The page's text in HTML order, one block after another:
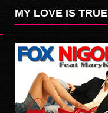
MY LOVE IS TRUE